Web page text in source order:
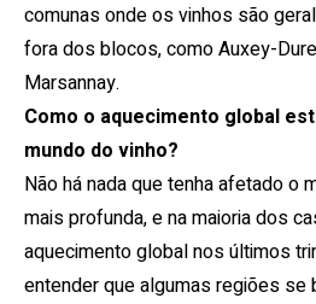
comunas onde os vinhos são
fora dos blocos, como Auxey-
Marsannay.
Como o aquecimento global
mundo do vinho?
Não há nada que tenha afetado o
mais profunda, e na maioria dos
aquecimento global nos últimos
entender que algumas regiões se